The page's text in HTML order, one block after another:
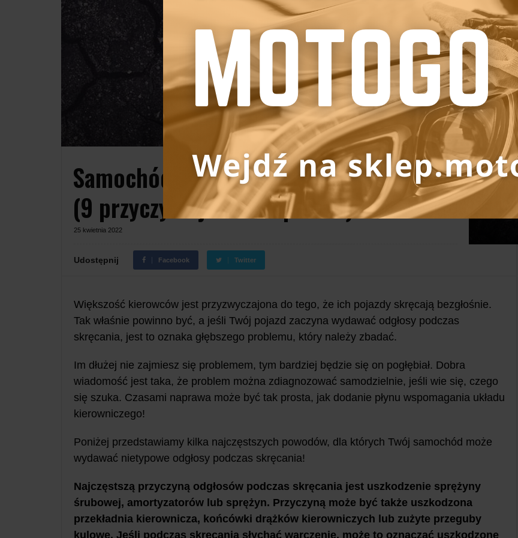
Samochód hałasuje podczas skręcania?
(9 przyczyn i jak to naprawić)
25 kwietnia 2022
Udostępnij Facebook Twitter
Większość kierowców jest przyzwyczajona do tego, że ich pojazdy skręcają bezgłośnie.
Tak właśnie powinno być, a jeśli Twój pojazd zaczyna wydawać odgłosy podczas
skręcania, jest to oznaka głębszego problemu, który należy zbadać.
Im dłużej nie zajmiesz się problemem, tym bardziej będzie się on pogłębiał. Dobra
wiadomość jest taka, że problem można zdiagnozować samodzielnie, jeśli wie się, czego
się szuka. Czasami naprawa może być tak prosta, jak dodanie płynu wspomagania układu
kierowniczego!
Poniżej przedstawiamy kilka najczęstszych powodów, dla których Twój samochód może
wydawać nietypowe odgłosy podczas skręcania!
Najczęstszą przyczyną odgłosów podczas skręcania jest uszkodzenie sprężyny
śrubowej, amortyzatorów lub sprężyn. Przyczyną może być także uszkodzona
przekładnia kierownicza, końcówki drążków kierowniczych lub zużyte przeguby
kulowe. Jeśli podczas skręcania słychać warczenie, może to oznaczać uszkodzone